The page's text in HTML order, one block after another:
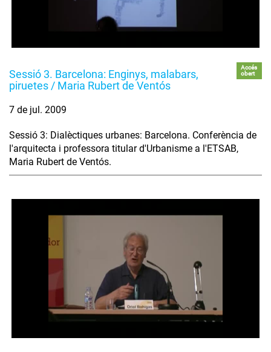
Sessió 3. Barcelona: Enginys, malabars,
piruetes / Maria Rubert de Ventós
Accés
obert
7 de jul. 2009
Sessió 3: Dialèctiques urbanes: Barcelona. Conferència de
l'arquitecta i professora titular d'Urbanisme a l'ETSAB,
Maria Rubert de Ventós.